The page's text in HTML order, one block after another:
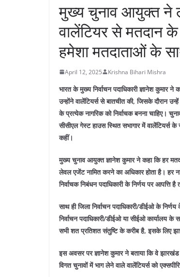
मुख्य चुनाव आयुक्त ने
वालेंटियर से मतदान
हमेशा मतदाताओं के
April 12, 2025 Krishna Bihari Mishra
भारत के मुख्य निर्वाचन पदाधिकारी ज्ञानेश
उन्होंने वालेंटियर्स से बातचीत की, जिसके
के प्रत्येक नागरिक को निर्वाचक बनना चाहिए।
सीसीएल गेस्ट हाउस स्थित सभागार में वालेंटियर्स
कहीं।
मुख्य चुनाव आयुक्त ज्ञानेश कुमार ने कहा कि हर
लेवल एजेंट नामित करने का अधिकार होता है। हर
निर्वाचक निबंधन पदाधिकारी के निर्णय पर आपत्ति
साथ ही जिला निर्वाचन पदाधिकारी/डीईओ के
निर्वाचन पदाधिकारी/डीईओ या सीईओ कार्यालय
सभी शत प्रतिशत संतुष्टि के करीब है, इसके लिए
इस अवसर पर ज्ञानेश कुमार ने बताया कि वे
विगत चुनावों में भाग लेने वाले वालेंटियर्स को